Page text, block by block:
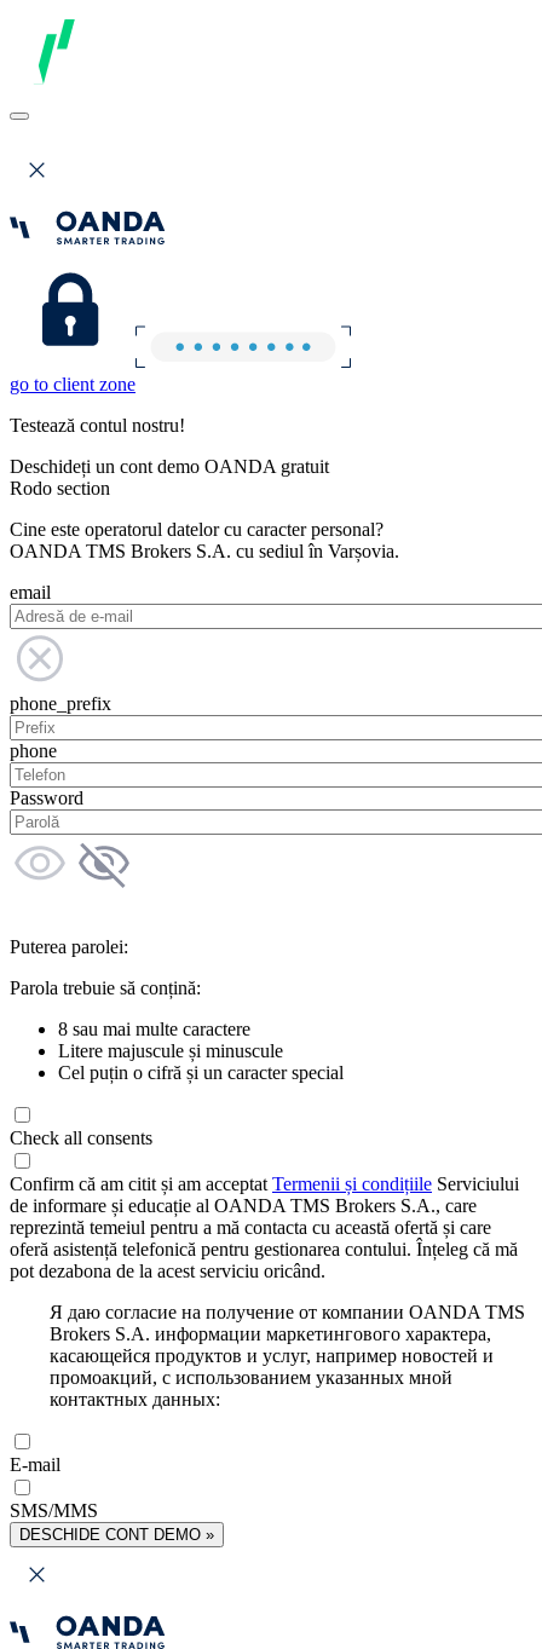
go to client zone
Testează contul nostru!
Deschideți un cont demo OANDA gratuit
Rodo section
Cine este operatorul datelor cu caracter personal?
OANDA TMS Brokers S.A. cu sediul în Varșovia.
email
phone_prefix
phone
Password
Puterea parolei:
Parola trebuie să conțină:
8 sau mai multe caractere
Litere majuscule și minuscule
Cel puțin o cifră și un caracter special
Check all consents
Confirm că am citit și am acceptat Termenii și condițiile Serviciului
de informare și educație al OANDA TMS Brokers S.A., care
reprezintă temeiul pentru a mă contacta cu această ofertă și care
oferă asistență telefonică pentru gestionarea contului. Înțeleg că mă
pot dezabona de la acest serviciu oricând.
Я даю согласие на получение от компании OANDA TMS
Brokers S.A. информации маркетингового характера,
касающейся продуктов и услуг, например новостей и
промоакций, с использованием указанных мной
контактных данных:
E-mail
SMS/MMS
DESCHIDE CONT DEMO »